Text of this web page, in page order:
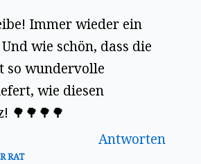
Immer wieder ein
wie schön, dass die
so wundervolle
wie diesen
🌳🌳🌳🌳
Antworten
RAT